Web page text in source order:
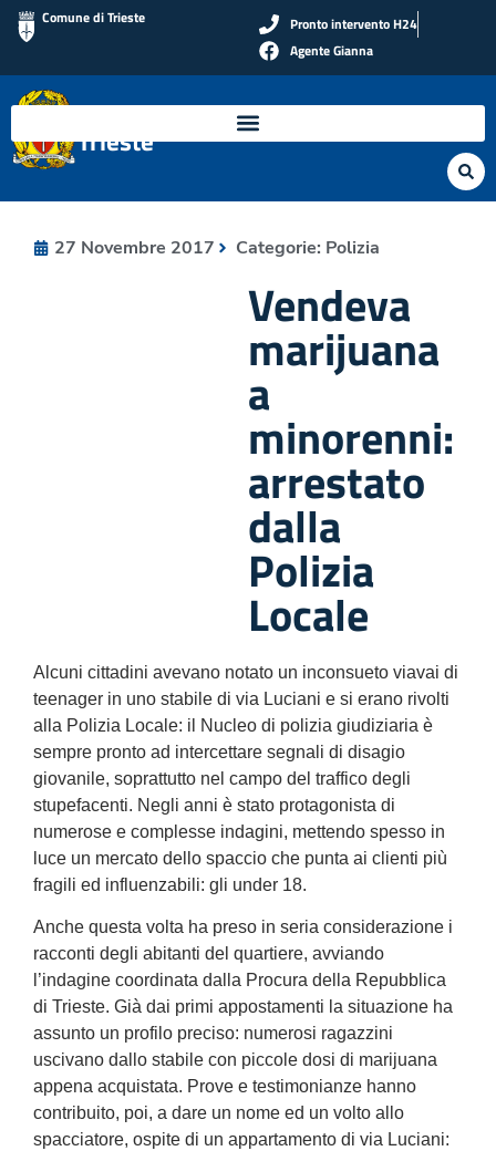
Comune di Trieste
Pronto intervento H24
Agente Gianna
Polizia Locale di
Trieste
27 Novembre 2017 Categorie: Polizia
Vendeva
marijuana
a
minorenni:
arrestato
dalla
Polizia
Locale
Alcuni cittadini avevano notato un inconsueto viavai di
teenager in uno stabile di via Luciani e si erano rivolti
alla Polizia Locale: il Nucleo di polizia giudiziaria è
sempre pronto ad intercettare segnali di disagio
giovanile, soprattutto nel campo del traffico degli
stupefacenti. Negli anni è stato protagonista di
numerose e complesse indagini, mettendo spesso in
luce un mercato dello spaccio che punta ai clienti più
fragili ed influenzabili: gli under 18.
Anche questa volta ha preso in seria considerazione i
racconti degli abitanti del quartiere, avviando
l’indagine coordinata dalla Procura della Repubblica
di Trieste. Già dai primi appostamenti la situazione ha
assunto un profilo preciso: numerosi ragazzini
uscivano dallo stabile con piccole dosi di marijuana
appena acquistata. Prove e testimonianze hanno
contribuito, poi, a dare un nome ed un volto allo
spacciatore, ospite di un appartamento di via Luciani: